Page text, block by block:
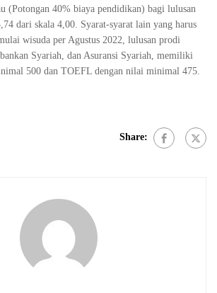
(Potongan 40% biaya pendidikan) bagi lulusan
dari skala 4,00. Syarat-syarat lain yang harus
wisuda per Agustus 2022, lulusan prodi
Syariah, dan Asuransi Syariah, memiliki
500 dan TOEFL dengan nilai minimal 475.
Share: